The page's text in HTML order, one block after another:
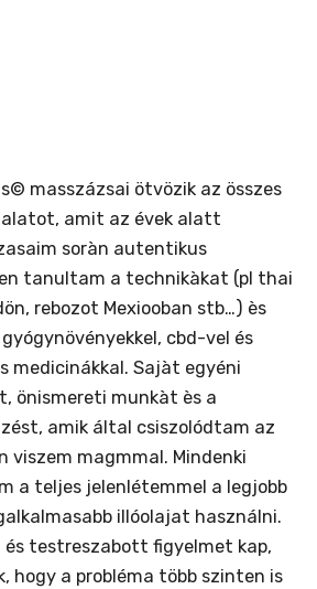
masszázsai ötvözik az összes
amit az évek alatt
soràn autentikus
tanultam a technikàkat (pl thai
rebozot Mexiooban stb…) ès
cbd-vel és
medicinákkal. Sajàt egyéni
önismereti munkàt ès a
amik által csiszolódtam az
viszem magmmal. Mindenki
a teljes jelenlétemmel a legjobb
illóolajat használni.
és testreszabott figyelmet kap,
hogy a probléma több szinten is